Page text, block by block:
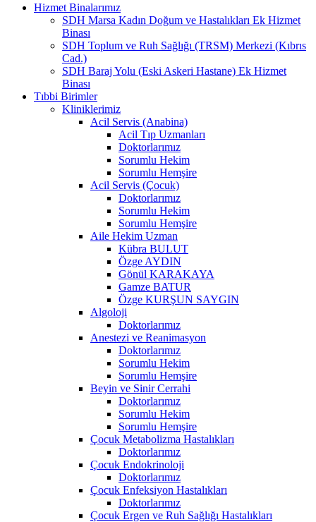
Hizmet Binalarımız
SDH Marsa Kadın Doğum ve Hastalıkları Ek Hizmet
Binası
SDH Toplum ve Ruh Sağlığı (TRSM) Merkezi (Kıbrıs
Cad.)
SDH Baraj Yolu (Eski Askeri Hastane) Ek Hizmet
Binası
Tıbbi Birimler
Kliniklerimiz
Acil Servis (Anabina)
Acil Tıp Uzmanları
Doktorlarımız
Sorumlu Hekim
Sorumlu Hemşire
Acil Servis (Çocuk)
Doktorlarımız
Sorumlu Hekim
Sorumlu Hemşire
Aile Hekim Uzman
Kübra BULUT
Özge AYDIN
Gönül KARAKAYA
Gamze BATUR
Özge KURŞUN SAYGIN
Algoloji
Doktorlarımız
Anestezi ve Reanimasyon
Doktorlarımız
Sorumlu Hekim
Sorumlu Hemşire
Beyin ve Sinir Cerrahi
Doktorlarımız
Sorumlu Hekim
Sorumlu Hemşire
Çocuk Metabolizma Hastalıkları
Doktorlarımız
Çocuk Endokrinoloji
Doktorlarımız
Çocuk Enfeksiyon Hastalıkları
Doktorlarımız
Çocuk Ergen ve Ruh Sağlığı Hastalıkları